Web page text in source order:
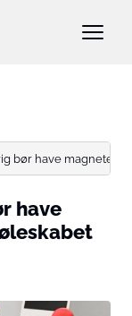
bør have magneter
have